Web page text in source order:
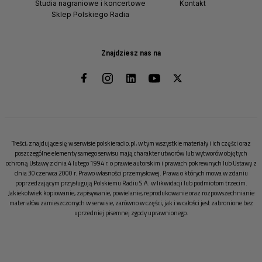
Znajdziesz nas na
Studia nagraniowe i koncertowe
Sklep Polskiego Radia
Kontakt
Treści, znajdujące się w serwisie polskieradio.pl, w tym wszystkie materiały i ich części oraz
poszczególne elementy samego serwisu mają charakter utworów lub wytworów objętych
ochroną Ustawy z dnia 4 lutego 1994 r. o prawie autorskim i prawach pokrewnych lub Ustawy z
dnia 30 czerwca 2000 r. Prawo własności przemysłowej. Prawa o których mowa w zdaniu
poprzedzającym przysługują Polskiemu Radiu S.A. w likwidacji lub podmiotom trzecim.
Jakiekolwiek kopiowanie, zapisywanie, powielanie, reprodukowanie oraz rozpowszechnianie
materiałów zamieszczonych w serwisie, zarówno w części, jak i w całości jest zabronione bez
uprzedniej pisemnej zgody uprawnionego.